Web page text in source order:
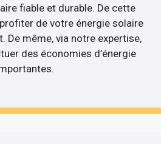
fiable et durable. De cette
de votre énergie solaire
De même, via notre expertise,
des économies d’énergie